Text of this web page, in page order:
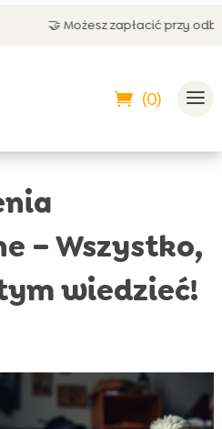
zapłacić przy odbiorze
(0)
– Wszystko,
wiedzieć!